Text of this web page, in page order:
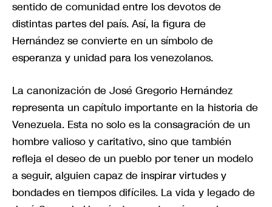
sentido de comunidad entre los devotos de
distintas partes del país. Así, la figura de
Hernández se convierte en un símbolo de
esperanza y unidad para los venezolanos.
La canonización de José Gregorio Hernández
representa un capítulo importante en la historia de
Venezuela. Esta no solo es la consagración de un
hombre valioso y caritativo, sino que también
refleja el deseo de un pueblo por tener un modelo
a seguir, alguien capaz de inspirar virtudes y
bondades en tiempos difíciles. La vida y legado de